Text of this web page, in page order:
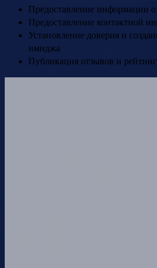
Предоставление информации о
Предоставление контактной
Установление доверия и
имиджа
Публикация отзывов и